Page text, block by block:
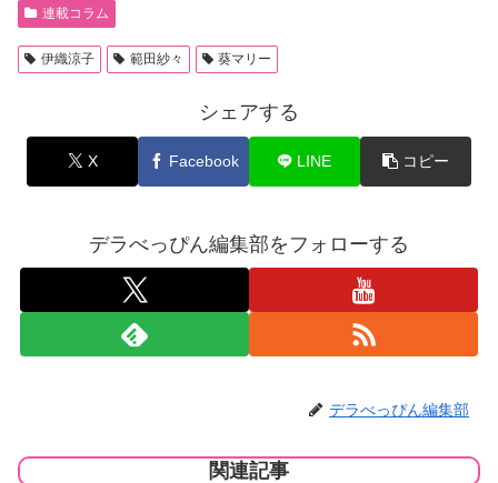
連載コラム
伊織涼子 範田紗々 葵マリー
シェアする
X Facebook LINE コピー
デラべっぴん編集部をフォローする
デラべっぴん編集部
関連記事